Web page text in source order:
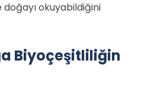
okuyabildiğini
Biyoçeşitliliğin